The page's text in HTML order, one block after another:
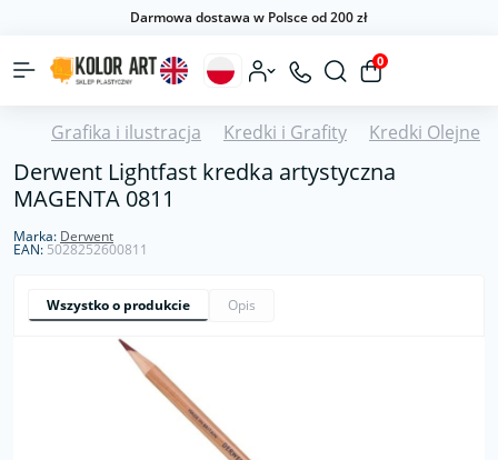
Darmowa dostawa w Polsce od 200 zł
0
Grafika i ilustracja Kredki i Grafity Kredki Olejne
Derwent Lightfast kredka artystyczna
MAGENTA 0811
Marka: Derwent
EAN: 5028252600811
Wszystko o produkcie Opis